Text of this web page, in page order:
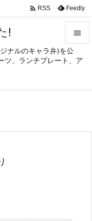
!
ナルのキャラ弁)を公
ツ、ランチプレート、ア


メニュ
サイド

 RSS Feedly